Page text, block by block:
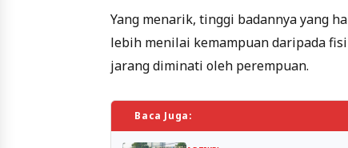
Yang menarik, tinggi badannya yang
lebih menilai kemampuan daripada
jarang diminati oleh perempuan.
Baca Juga: